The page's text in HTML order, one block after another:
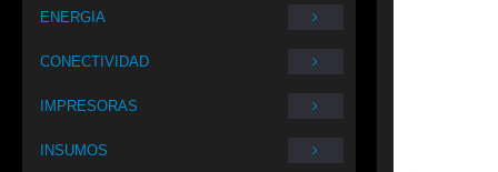
ENERGIA
CONECTIVIDAD
IMPRESORAS
INSUMOS